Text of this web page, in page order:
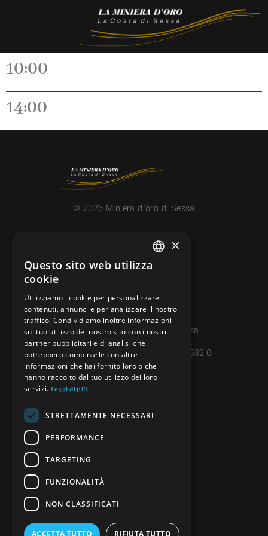
10:00
14:00
© 2026 Miniera d’oro di Sessa
CONTATTI
info@minieradoro.ch
079 127 20 80
Casella postale 7, 6997 Sessa
IBAN: CH45 8080 8004 4238 0632 0
GERMAN
ENGLISH
×
Questo sito web utilizza
cookie
Utilizziamo i cookie per personalizzare
contenuti, annunci e per analizzare il nostro
traffico. Condividiamo inoltre informazioni
sul tuo utilizzo del nostro sito con i nostri
partner pubblicitari e di analisi che
potrebbero combinarle con altre
informazioni che hai fornito loro o che
hanno raccolto dal tuo utilizzo dei loro
servizi. Leggi di più
STRETTAMENTE NECESSARI
PERFORMANCE
TARGETING
FUNZIONALITÀ
NON CLASSIFICATI
ACCETTA TUTTO RIFIUTA TUTTO